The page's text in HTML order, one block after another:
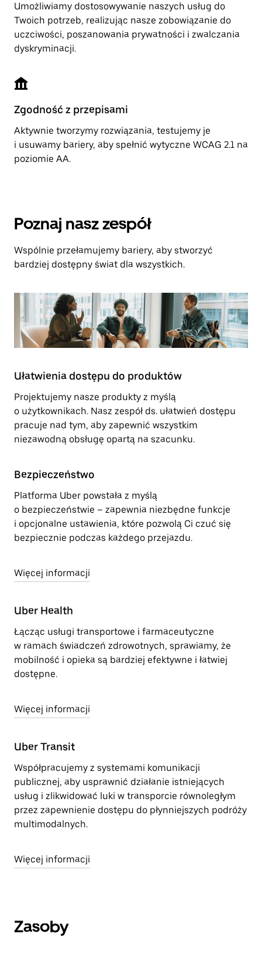
Umożliwiamy dostosowywanie naszych usług do
Twoich potrzeb, realizując nasze zobowiązanie do
uczciwości, poszanowania prywatności i zwalczania
dyskryminacji.
Zgodność z przepisami
Aktywnie tworzymy rozwiązania, testujemy je
i usuwamy bariery, aby spełnić wytyczne WCAG 2.1 na
poziomie AA.
Poznaj nasz zespół
Wspólnie przełamujemy bariery, aby stworzyć
bardziej dostępny świat dla wszystkich.
Ułatwienia dostępu do produktów
Projektujemy nasze produkty z myślą
o użytkownikach. Nasz zespół ds. ułatwień dostępu
pracuje nad tym, aby zapewnić wszystkim
niezawodną obsługę opartą na szacunku.
Bezpieczeństwo
Platforma Uber powstała z myślą
o bezpieczeństwie – zapewnia niezbędne funkcje
i opcjonalne ustawienia, które pozwolą Ci czuć się
bezpiecznie podczas każdego przejazdu.
Więcej informacji
Uber Health
Łącząc usługi transportowe i farmaceutyczne
w ramach świadczeń zdrowotnych, sprawiamy, że
mobilność i opieka są bardziej efektywne i łatwiej
dostępne.
Więcej informacji
Uber Transit
Współpracujemy z systemami komunikacji
publicznej, aby usprawnić działanie istniejących
usług i zlikwidować luki w transporcie równoległym
przez zapewnienie dostępu do płynniejszych podróży
multimodalnych.
Więcej informacji
Zasoby